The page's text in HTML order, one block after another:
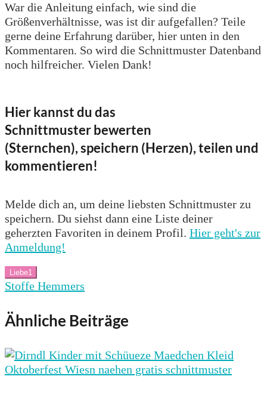
War die Anleitung einfach, wie sind die
Größenverhältnisse, was ist dir aufgefallen? Teile
gerne deine Erfahrung darüber, hier unten in den
Kommentaren. So wird die Schnittmuster Datenband
noch hilfreicher. Vielen Dank!
Hier kannst du das
Schnittmuster bewerten
(Sternchen), speichern (Herzen), teilen und
kommentieren!
Melde dich an, um deine liebsten Schnittmuster zu
speichern. Du siehst dann eine Liste deiner
geherzten Favoriten in deinem Profil. Hier geht's zur
Anmeldung!
Liebe1
Stoffe Hemmers
Ähnliche Beiträge